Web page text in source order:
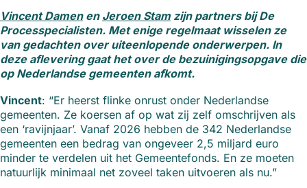
Vincent Damenen Jeroen Stamzijn partners bij De
Processpecialisten. Met enige regelmaat wisselen ze
van gedachten over uiteenlopende onderwerpen. In
deze aflevering gaat het over de bezuinigingsopgave die
op Nederlandse gemeenten afkomt.
Vincent: “Er heerst flinke onrust onder Nederlandse
gemeenten. Ze koersen af op wat zij zelf omschrijven als
een ‘ravijnjaar’. Vanaf 2026 hebben de 342 Nederlandse
gemeenten een bedrag van ongeveer 2,5 miljard euro
minder te verdelen uit het Gemeentefonds. En ze moeten
natuurlijk minimaal net zoveel taken uitvoeren als nu.”